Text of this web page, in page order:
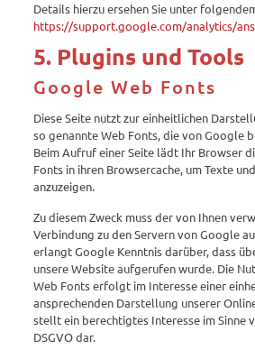
Details hierzu ersehen Sie unter
https://support.google.com/analytics/
5. Plugins und Tools
Google Web Fonts
Diese Seite nutzt zur einheitlichen
so genannte Web Fonts, die von Google
Beim Aufruf einer Seite lädt Ihr Browser
Fonts in ihren Browsercache, um Texte
anzuzeigen.
Zu diesem Zweck muss der von Ihnen
Verbindung zu den Servern von Google
erlangt Google Kenntnis darüber, dass
unsere Website aufgerufen wurde. Die
Web Fonts erfolgt im Interesse einer
ansprechenden Darstellung unserer
stellt ein berechtigtes Interesse im Sinne
DSGVO dar.